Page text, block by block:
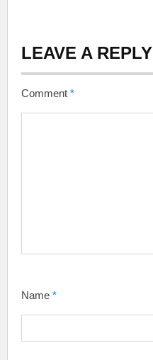
LEAVE A REPLY
Comment *
Name *